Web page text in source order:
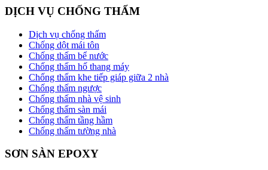
DỊCH VỤ CHỐNG THẤM
Dịch vụ chống thấm
Chống dột mái tôn
Chống thấm bể nước
Chống thấm hố thang máy
Chống thấm khe tiếp giáp giữa 2 nhà
Chống thấm ngược
Chống thấm nhà vệ sinh
Chống thấm sàn mái
Chống thấm tầng hầm
Chống thấm tường nhà
SƠN SÀN EPOXY